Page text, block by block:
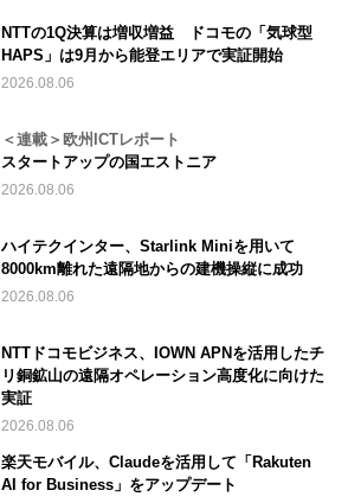
NTTの1Q決算は増収増益 ドコモの「気球型
HAPS」は9月から能登エリアで実証開始
2026.08.06
＜連載＞欧州ICTレポート
スタートアップの国エストニア
2026.08.06
ハイテクインター、Starlink Miniを用いて
8000km離れた遠隔地からの建機操縦に成功
2026.08.06
NTTドコモビジネス、IOWN APNを活用したチ
リ銅鉱山の遠隔オペレーション高度化に向けた
実証
2026.08.06
楽天モバイル、Claudeを活用して「Rakuten
AI for Business」をアップデート